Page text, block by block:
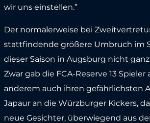
wir uns einstellen.”
Der normalerweise bei
stattfindende größere Umbruch im
dieser Saison in Augsburg nicht
Zwar gab die FCA-Reserve 13 Spieler
anderem auch ihren gefährlichsten
Japaur an die Würzburger Kickers,
neue Gesichter, überwiegend aus